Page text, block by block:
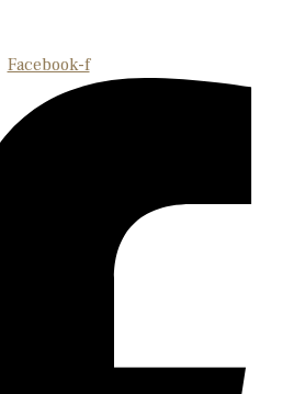
Facebook-f